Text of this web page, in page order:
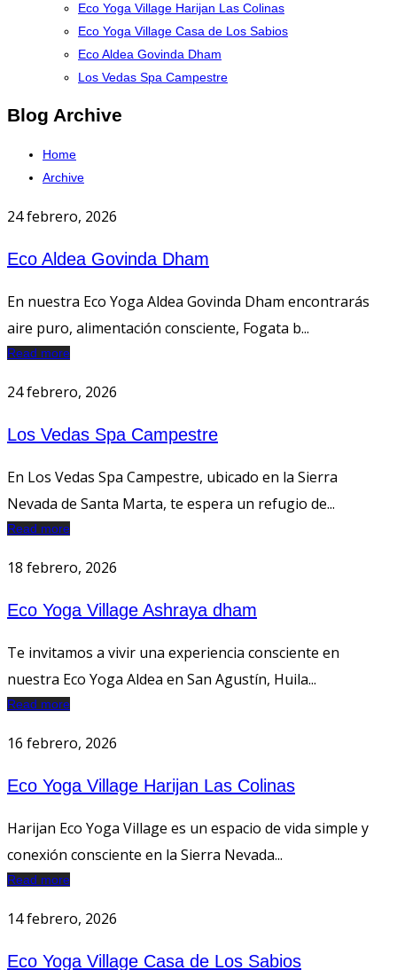
Eco Yoga Village Harijan Las Colinas
Eco Yoga Village Casa de Los Sabios
Eco Aldea Govinda Dham
Los Vedas Spa Campestre
Blog Archive
Home
Archive
24 febrero, 2026
Eco Aldea Govinda Dham
En nuestra Eco Yoga Aldea Govinda Dham encontrarás
aire puro, alimentación consciente, Fogata b...
Read more
24 febrero, 2026
Los Vedas Spa Campestre
En Los Vedas Spa Campestre, ubicado en la Sierra
Nevada de Santa Marta, te espera un refugio de...
Read more
18 febrero, 2026
Eco Yoga Village Ashraya dham
Te invitamos a vivir una experiencia consciente en
nuestra Eco Yoga Aldea en San Agustín, Huila...
Read more
16 febrero, 2026
Eco Yoga Village Harijan Las Colinas
Harijan Eco Yoga Village es un espacio de vida simple y
conexión consciente en la Sierra Nevada...
Read more
14 febrero, 2026
Eco Yoga Village Casa de Los Sabios